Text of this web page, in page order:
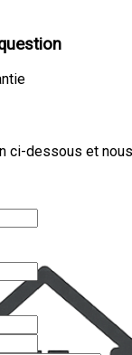
ci-dessous et